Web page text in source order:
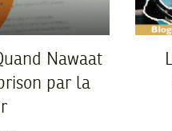
Nawaat
par la